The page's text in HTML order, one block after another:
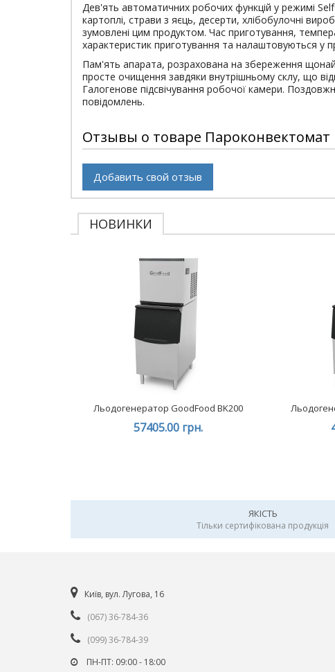
Дев'ять автоматичних робочих функцій у режимі
картоплі, страви з яєць, десерти, хлібобулочні
зумовлені цим продуктом. Час приготування,
характеристик приготування та налаштовуються у
Пам'ять апарата, розрахована на збереження
просте очищення завдяки внутрішньому склу, що
Галогенове підсвічування робочої камери.
повідомлень.
Отзывы о товаре Пароконвектомат
Добавить свой отзыв
НОВИНКИ
Льодогенератор GoodFood BK200
57405.00 грн.
ЯКІСТЬ
Тільки сертифікована продукція
Київ, вул. Лугова, 16
(067) 36-784-36
(099) 36-784-39
ПН-ПТ: 09:00 - 18:00